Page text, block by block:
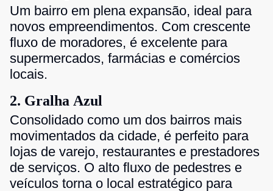
Um bairro em plena expansão, ideal para
novos empreendimentos. Com crescente
fluxo de moradores, é excelente para
supermercados, farmácias e comércios
locais.
2. Gralha Azul
Consolidado como um dos bairros mais
movimentados da cidade, é perfeito para
lojas de varejo, restaurantes e prestadores
de serviços. O alto fluxo de pedestres e
veículos torna o local estratégico para